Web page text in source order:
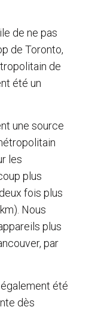
de ne pas
de Toronto,
de
été un
une source
les
plus
fois plus
Nous
plus
par
été
dès